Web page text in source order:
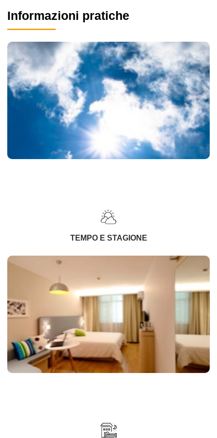
Informazioni pratiche
TEMPO E STAGIONE